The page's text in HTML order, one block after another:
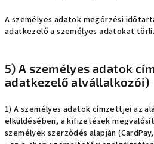
A személyes adatok megőrzési
adatkezelő a személyes adatokat törli.
5) A személyes adatok
adatkezelő alvállalkozói)
1) A személyes adatok címzettjei az
elküldésében, a kifizetések
személyek szerződés alapján